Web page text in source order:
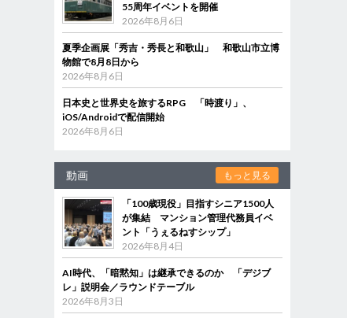
55周年イベントを開催
2026年8月6日
夏季企画展「秀吉・秀長と和歌山」 和歌山市立博
物館で8月8日から
2026年8月6日
日本史と世界史を旅するRPG 「時渡り」、
iOS/Androidで配信開始
2026年8月6日
動画 もっと見る
「100歳現役」目指すシニア1500人
が集結 マンション管理代務員イベ
ント「うぇるねすシップ」
2026年8月4日
AI時代、「暗黙知」は継承できるのか 「デジブ
レ」説明会／ラウンドテーブル
2026年8月3日